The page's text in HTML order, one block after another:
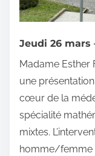
Jeudi 26 mars
Madame Esther
une
cœur de la
spécialité
mixtes.
homme/femme